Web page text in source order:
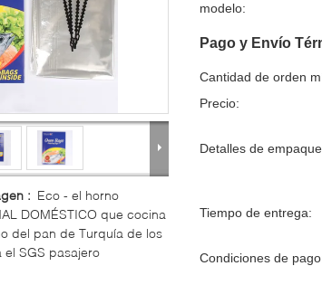
: Eco - el horno
DOMÉSTICO que cocina
del pan de Turquía de los
SGS pasajero
modelo:
Pago y Envío
Cantidad de orden
Precio:
Detalles de
Tiempo de entrega:
Condiciones de